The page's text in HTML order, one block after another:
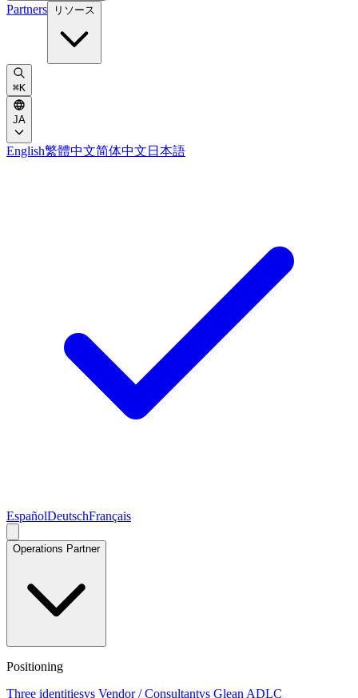
Partners リソース
⌘K
JA
English繁體中文简体中文 日本語
EspañolDeutschFrançais
Operations Partner
Positioning
Three identitiesvs Vendor / Consultantvs Glean ADLC